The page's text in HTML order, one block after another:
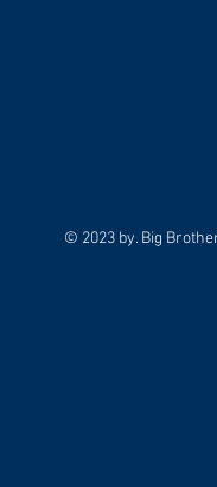
© 2023 by. Big